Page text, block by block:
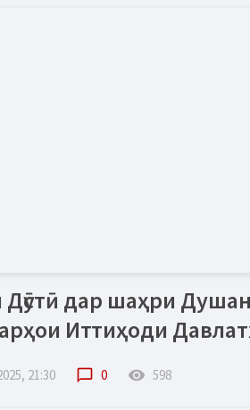
дар шаҳри
Иттиҳоди
21:30 chat_bubble_outline 0 remove_red_eye 598